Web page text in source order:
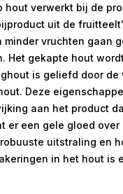
hout verwerkt bij de
uit de
minder vruchten gaan
Het gekapte hout
is geliefd door de
Deze
aan het product
er een gele gloed
uitstraling en
in het hout is